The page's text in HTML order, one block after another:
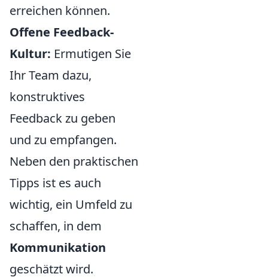
erreichen können.
Offene Feedback-
Kultur: Ermutigen Sie
Ihr Team dazu,
konstruktives
Feedback zu geben
und zu empfangen.
Neben den praktischen
Tipps ist es auch
wichtig, ein Umfeld zu
schaffen, in dem
Kommunikation
geschätzt wird.